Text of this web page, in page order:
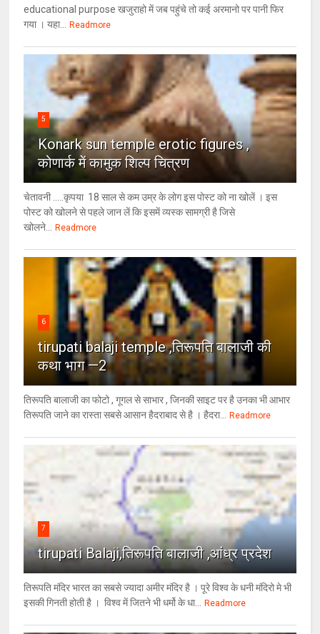
educational purpose खजुराहो में जब पहुंचे तो कई अरमानो पर पानी फिर
गया । यहा...
Readmore
5
Konark sun temple erotic figures ,
कोणार्क में कामुक शिल्प चित्रण
चेतावनी .....कृपया 18 साल से कम उम्र के लोग इस पोस्ट को ना खोलें । इस
पोस्ट को खोलने से पहले जान लें कि इसमें व्यस्क सामग्री है जिसे
खोलने...
Readmore
6
tirupati balaji temple ,तिरूपति बालाजी की
कथा भाग —2
तिरूपति बालाजी का फोटो , गूगल से साभार , ​जिनकी साइट पर है उनका भी आभार
तिरूपति जाने का रास्ता सबसे आसान हैदराबाद से है । हैदरा...
Readmore
7
tirupati Balaji,तिरूपति बालाजी ,आंध्र प्रदेश
तिरूपति मंदिर भारत का सबसे ज्यादा अमीर मंदिर है । पूरे विश्व के धनी मंदिरो मे भी
इसकी गिनती होती है । विश्व में जितने भी धर्मो के धा...
Readmore